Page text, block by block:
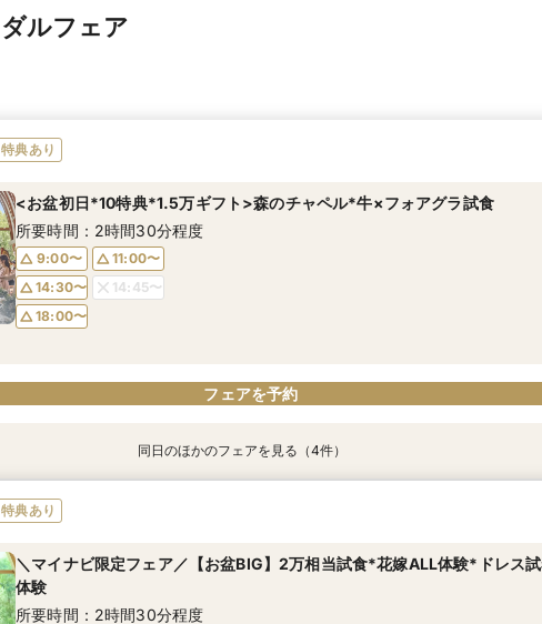
ルフェア
特典あり
<お盆初日*10特典*1.5万ギフト>森のチャペル*牛×フォアグラ試食
所要時間：2時間30分程度
9:00〜
11:00〜
14:30〜
14:45〜
18:00〜
フェアを予約
【第1希望のお2人限定】ニーズ岐阜 by T&G WEDDING(旧 アーフェリー
所要時間：2時間30分程度
9:15〜
14:45〜
18:30〜
【初めて見学◎当日OK】何も決まってなくてOK♪お気軽相談フェア
9:15〜
11:00〜
14:00〜
18:00〜
【2名～全館貸切OK】駅すぐ♪少人数*親族婚×豪華試食フェア
9:30〜
11:00〜
14:30〜
【お料理重視必見】牛×フォアグラ豪華試食×貸切W体験型フェア
9:15〜
11:00〜
14:30〜
18:00〜
同日のほかのフェアを見る（4件）
特典あり
＼マイナビ限定フェア／【お盆BIG】2万相当試食*花嫁ALL体験*ドレス
体験
所要時間：2時間30分程度